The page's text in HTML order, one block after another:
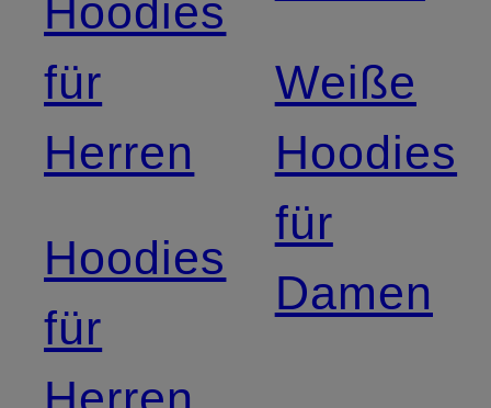
Hoodies
für
Herren
Hoodies
für
Weiße
Hoodies
für
Damen